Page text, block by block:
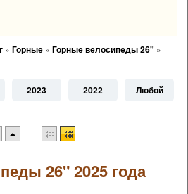
» Горные » Горные велосипеды 26" »
2023 2022 Любой
26" 2025 года